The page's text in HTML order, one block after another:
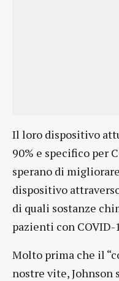
Il loro dispositivo
90% e specifico per
sperano di
dispositivo
di quali sostanze
pazienti con
Molto prima che il
nostre vite, Johnson